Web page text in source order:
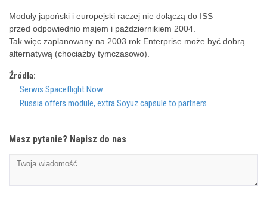
Moduły japoński i europejski raczej nie dołączą do ISS
przed odpowiednio majem i październikiem 2004.
Tak więc zaplanowany na 2003 rok Enterprise może być dobrą
alternatywą (chociażby tymczasowo).
Źródła:
Serwis Spaceflight Now
Russia offers module, extra Soyuz capsule to partners
Masz pytanie? Napisz do nas